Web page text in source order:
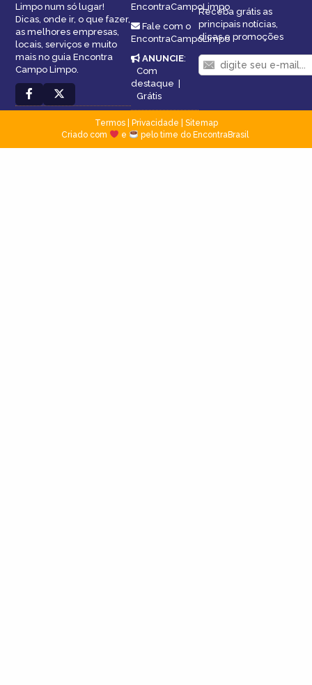
Limpo num só lugar!
Dicas, onde ir, o que fazer,
as melhores empresas,
locais, serviços e muito
mais no guia Encontra
Campo Limpo.
EncontraCampoLimpo
Fale com o
EncontraCampoLimpo
ANUNCIE:
Com
destaque |
Grátis
Receba grátis as
principais notícias,
dicas e promoções
Termos| Privacidade
Sitemap
Criado com
e pelo time do EncontraBrasil